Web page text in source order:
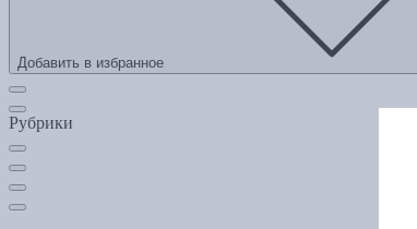
Добавить в избранное
Рубрики